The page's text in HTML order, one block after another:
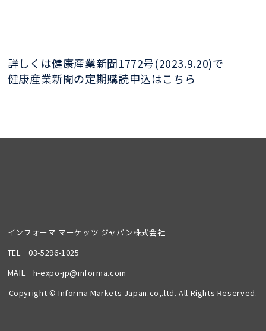
詳しくは健康産業新聞1772号(2023.9.20)で
健康産業新聞の定期購読申込はこちら
インフォーマ マーケッツ ジャパン株式会社
TEL03-5296-1025
MAIL h-expo-jp@informa.com
Copyright © Informa Markets Japan.co,.ltd. All Rights Reserved.